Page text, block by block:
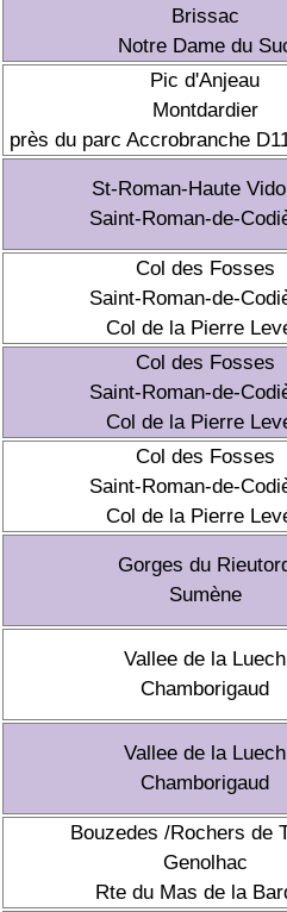
Brissac
Notre Dame du
Pic d'Anjeau
Montdardier
près du parc Accrobranche
St-Roman-Haute
Saint-Roman-de-
Col des Fosses
Saint-Roman-de-
Col de la Pierre
Col des Fosses
Saint-Roman-de-
Col de la Pierre
Col des Fosses
Saint-Roman-de-
Col de la Pierre
Gorges du
Sumène
Vallee de la Luech
Chamborigaud
Vallee de la Luech
Chamborigaud
Bouzedes /Rochers de
Genolhac
Rte du Mas de la